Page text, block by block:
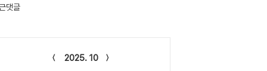
댓글
2025. 10